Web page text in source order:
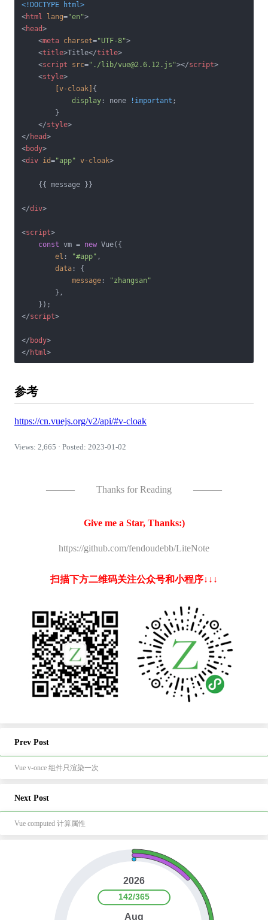
<!DOCTYPE html>
<html lang="en">
<head>
<meta charset="UTF-8">
<title>Title</title>
<script src="./lib/vue@2.6.12.js"></script>
<style>
[v-cloak] {
display : none !important ;
        }
</style>
</ head>
<body>
<div id="app" v-cloak>
    {{ message }}
</div>
<script>
const vm = new Vue({
el : "#app" ,
data : {
message :
"zhangsan"
        },
</script>
</ body>
</ html>
参考
https://cn.vuejs.org/v2/api/#v-cloak
Views: 2,665 · Posted: 2023-01-02
——— Thanks for Reading ———
Give me a Star, Thanks:)
https://github.com/fendoudebb/LiteNote
扫描下方二维码关注公众号和小程序↓↓↓
Prev Post
Vue v-once 组件只渲染一次
Next Post
Vue computed 计算属性